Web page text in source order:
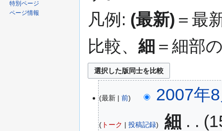
凡例: (最新) ＝最
比較、 細 ＝細部
最新 前 2007年
トーク 投稿記録 ‎細
特別ページ
ページ情報